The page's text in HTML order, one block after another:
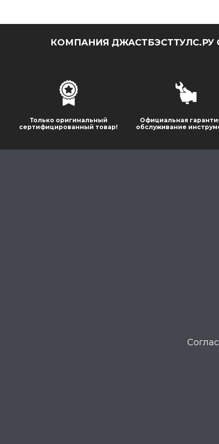
КОМПАНИЯ
Только оригинальный
сертифицированный товар!
Официальная
обслуживание